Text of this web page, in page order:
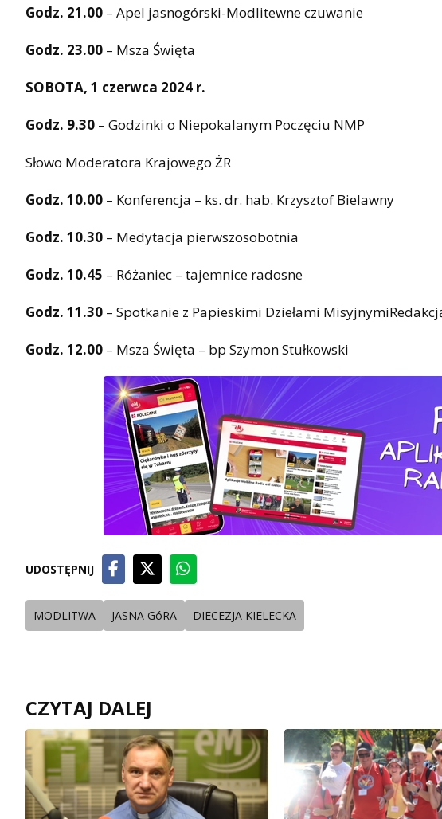
Godz. 21.00 – Apel jasnogórski-Modlitewne czuwanie
Godz. 23.00 – Msza Święta
SOBOTA, 1 czerwca 2024 r.
Godz. 9.30 – Godzinki o Niepokalanym Poczęciu NMP
Słowo Moderatora Krajowego ŻR
Godz. 10.00 – Konferencja – ks. dr. hab. Krzysztof Bielawny
Godz. 10.30 – Medytacja pierwszosobotnia
Godz. 10.45 – Różaniec – tajemnice radosne
Godz. 11.30 – Spotkanie z Papieskimi Dziełami
Godz. 12.00 – Msza Święta – bp Szymon Stułkowski
UDOSTĘPNIJ
MODLITWA JASNA GóRA DIECEZJA KIELECKA
CZYTAJ DALEJ